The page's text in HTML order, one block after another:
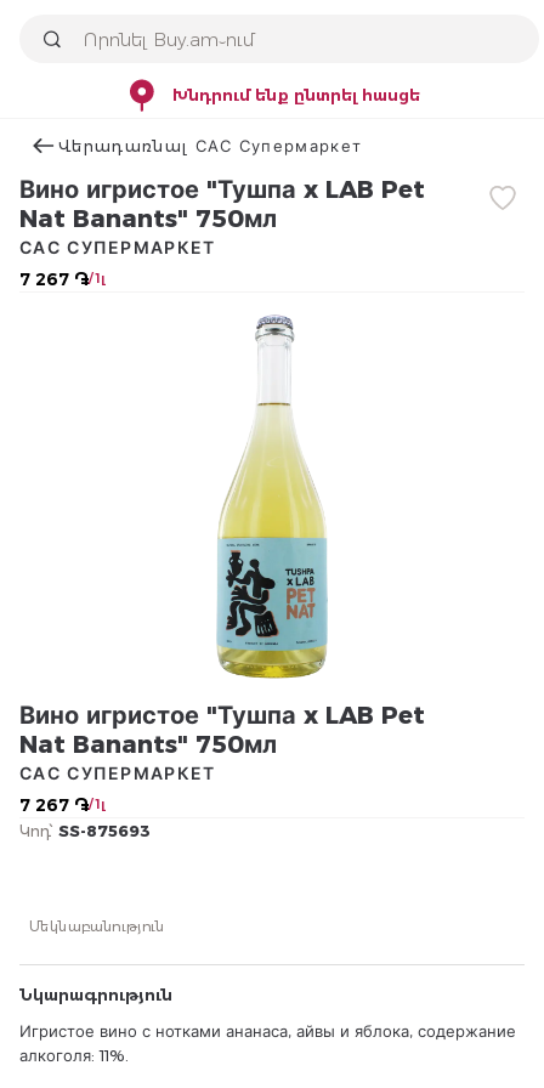
Խնդրում ենք ընտրել հասցե
Վերադառնալ САС Супермаркет
Вино игристое "Тушпа x LAB Pet
Nat Banants" 750мл
7 267 ֏/ 1լ
САС СУПЕРМАРКЕТ
Вино игристое "Тушпа x LAB Pet
Nat Banants" 750мл
7 267 ֏/ 1լ
САС СУПЕРМАРКЕТ
Կոդ՝ SS-875693
Մեկնաբանություն
Նկարագրություն
Игристое вино с нотками ананаса, айвы и яблока, содержание
алкоголя: 11%.